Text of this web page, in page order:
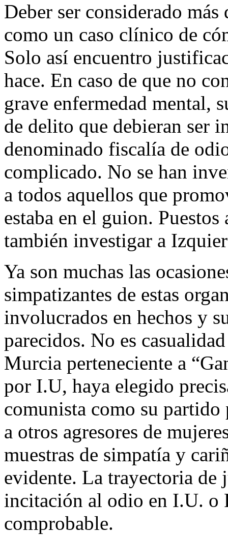
Deber ser considerado
como un caso clínico de
Solo así encuentro
hace. En caso de que no
grave enfermedad mental,
de delito que debieran ser
denominado fiscalía de
complicado. No se han
a todos aquellos que
estaba en el guion.
también investigar a
Ya son muchas las
simpatizantes de estas
involucrados en hechos y
parecidos. No es
Murcia perteneciente a
por I.U, haya elegido
comunista como su
a otros agresores de
muestras de simpatía y
evidente. La trayectoria
incitación al odio en I.U. o
comprobable.